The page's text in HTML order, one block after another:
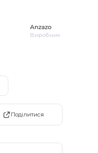
Anzazo
Виробник
Поділитися